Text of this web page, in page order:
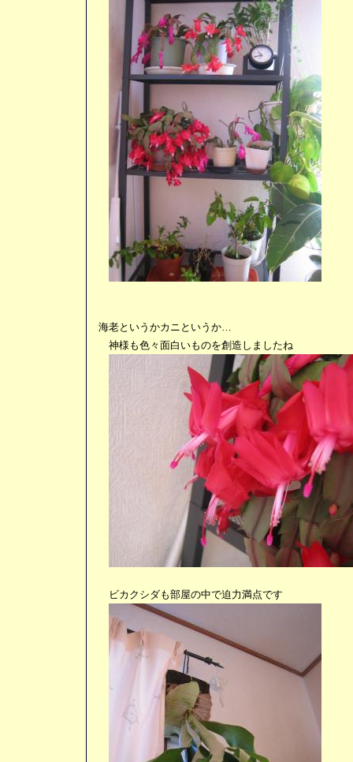
海老というかカニというか…
神様も色々面白いものを創造しましたね
ビカクシダも部屋の中で迫力満点です